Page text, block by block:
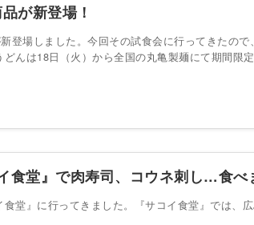
が新登場！
登場しました。今回その試食会に行ってきたの
んは18日（火）から全国の丸亀製麺にて期間限定
食堂』で肉寿司、コウネ刺し…食べ
堂』に行ってきました。『サコイ食堂』では、